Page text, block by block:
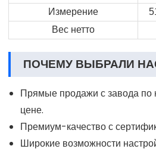
Измерение
Вес нетто
ПОЧЕМУ ВЫБРАЛИ
Прямые продажи с завода по
цене.
Премиум-качество с
Широкие возможности